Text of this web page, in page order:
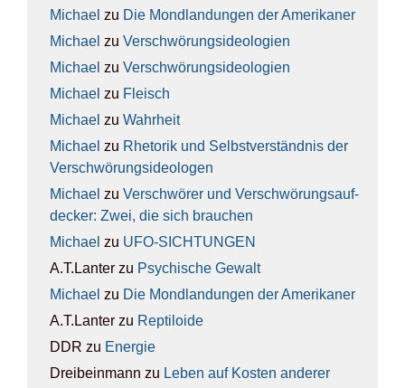
Michael zu Die Mond­lan­dun­gen der Ame­ri­ka­ner
Michael zu Ver­schwö­rungs­ideo­lo­gien
Michael zu Ver­schwö­rungs­ideo­lo­gien
Michael zu Fleisch
Michael zu Wahr­heit
Michael zu Rhe­to­rik und Selbst­ver­ständ­nis der
Ver­schwö­rungs­ideo­lo­gen
Michael zu Ver­schwö­rer und Ver­schwö­rungs­auf­
de­cker: Zwei, die sich brau­chen
Michael zu UFO-SICH­TUN­GEN
A.T.Lanter zu Psy­chi­sche Gewalt
Michael zu Die Mond­lan­dun­gen der Ame­ri­ka­ner
A.T.Lanter zu Rep­ti­lo­ide
DDR zu Ener­gie
Dreibeinmann zu Leben auf Kos­ten ande­rer